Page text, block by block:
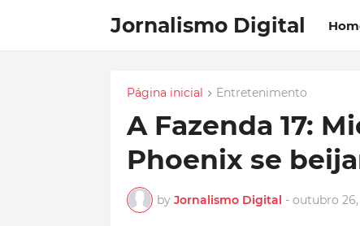
Jornalismo Digital
Página inicial Entretenimento
A Fazenda 17:
Phoenix se
by Jornalismo Digital - outubro 26,